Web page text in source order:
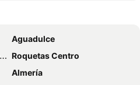
Aguadulce
Roquetas Centro
Almería